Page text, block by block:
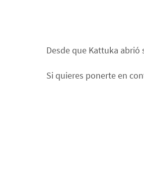
Desde que Kattuka abrió
Si quieres ponerte en